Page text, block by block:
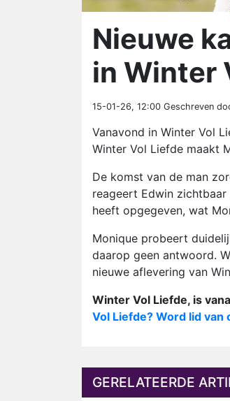
Nieuwe
in Winter
15-01-26, 12:00 Geschreven
Vanavond in Winter Vol
Winter Vol Liefde maakt
De komst van de man
reageert Edwin
heeft opgegeven, wat
Monique probeert
daarop geen antwoord.
nieuwe aflevering van
Winter Vol Liefde, is
Vol Liefde? Word lid
GERELATEERDE